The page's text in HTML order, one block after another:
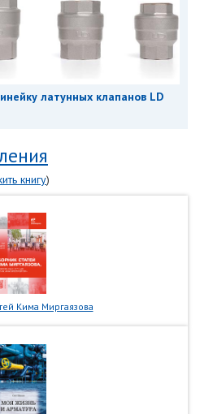
латунных клапанов LD
книгу)
Кима Миргаязова